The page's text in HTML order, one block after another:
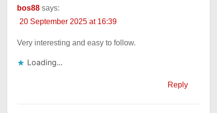
bos88 says:
20 September 2025 at 16:39
Very interesting and easy to follow.
Loading...
Reply